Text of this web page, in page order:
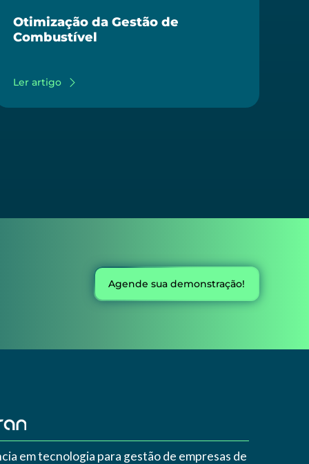
Otimização da Gestão de
Combustível
Ler artigo
Agende sua demonstração!
em tecnologia para gestão de empresas de